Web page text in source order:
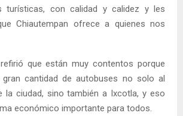
turísticas, con calidad y calidez y les
Chiautempan ofrece a quienes nos
que están muy contentos porque
gran cantidad de autobuses no solo al
la ciudad, sino también a Ixcotla, y eso
económico importante para todos.